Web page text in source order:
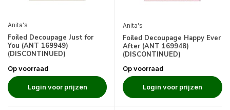
Anita's
Foiled Decoupage Just for
You (ANT 169949)
(DISCONTINUED)
Op voorraad
Login voor prijzen
Anita's
Foiled Decoupage Happy Ever
After (ANT 169948)
(DISCONTINUED)
Op voorraad
Login voor prijzen